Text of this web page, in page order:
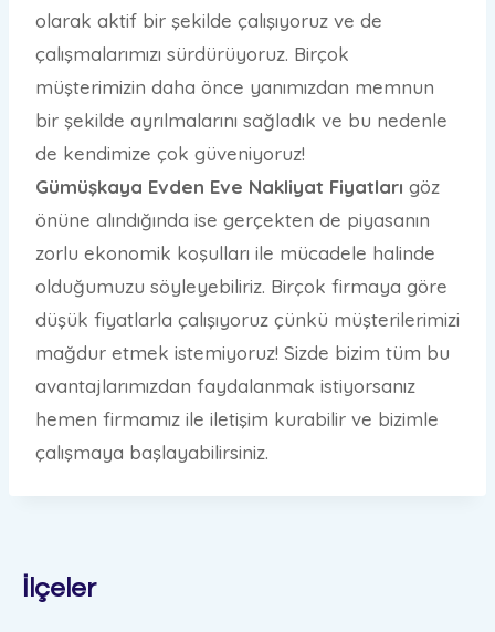
olarak aktif bir şekilde çalışıyoruz ve de
çalışmalarımızı sürdürüyoruz. Birçok
müşterimizin daha önce yanımızdan memnun
bir şekilde ayrılmalarını sağladık ve bu nedenle
de kendimize çok güveniyoruz!
Gümüşkaya Evden Eve Nakliyat Fiyatları göz
önüne alındığında ise gerçekten de piyasanın
zorlu ekonomik koşulları ile mücadele halinde
olduğumuzu söyleyebiliriz. Birçok firmaya göre
düşük fiyatlarla çalışıyoruz çünkü müşterilerimizi
mağdur etmek istemiyoruz! Sizde bizim tüm bu
avantajlarımızdan faydalanmak istiyorsanız
hemen firmamız ile iletişim kurabilir ve bizimle
çalışmaya başlayabilirsiniz.
İlçeler